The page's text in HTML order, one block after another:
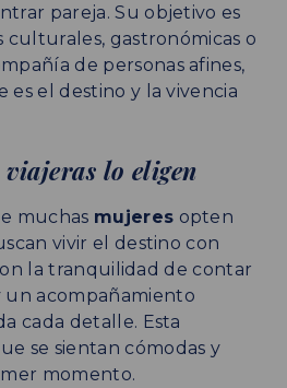
pareja. Su objetivo es
culturales, gastronómicas o
de personas afines,
el destino y la vivencia
viajeras lo eligen
muchas mujeres opten
vivir el destino con
la tranquilidad de contar
acompañamiento
cada detalle. Esta
se sientan cómodas y
momento.